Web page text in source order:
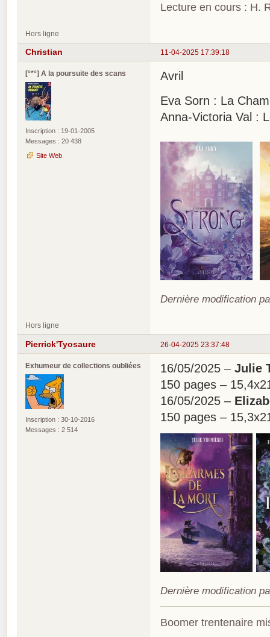
Lecture en cours : H.
Hors ligne
11-04-2025 17:39:18
Christian
[°*°] A la poursuite des scans
Inscription : 19-01-2005
Messages : 20 438
Site Web
Avril
Eva Sorn : La
Anna-Victoria Val :
Dernière modification
Hors ligne
26-04-2025 23:37:48
Pierrick'Tyosaure
Exhumeur de collections oubliées
Inscription : 30-10-2016
Messages : 2 514
16/05/2025 – Julie
150 pages –
16/05/2025 –
150 pages –
Dernière modification
Boomer trentenaire